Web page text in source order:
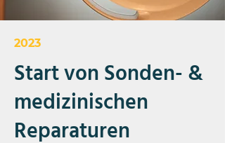
2023
Start von Sonden- &
medizinischen
Reparaturen